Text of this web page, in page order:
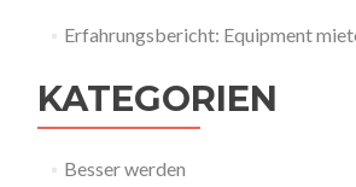
Erfahrungsbericht: Equipment
KATEGORIEN
Besser werden